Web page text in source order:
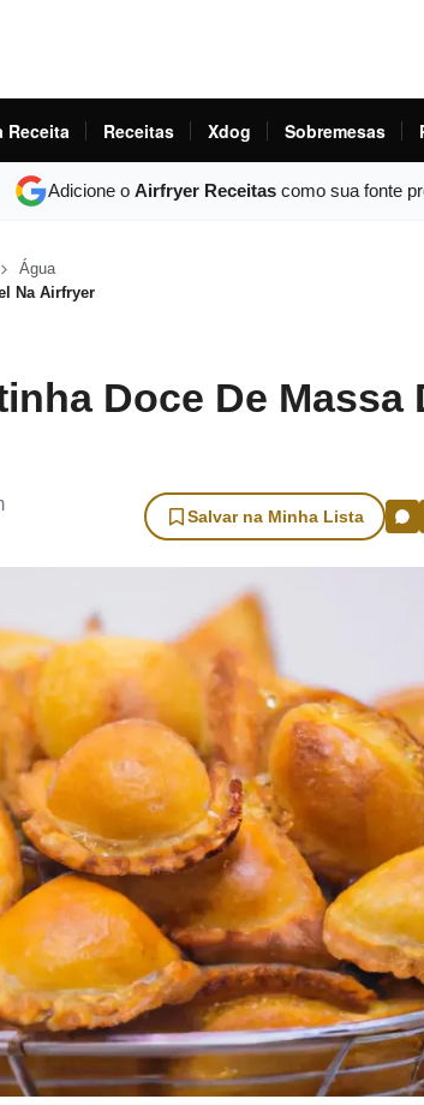
Receita Receitas Xdog Sobremesas
Adicione o Airfryer Receitas como sua fonte
Água
Na Airfryer
Doce De Massa
Salvar na Minha Lista